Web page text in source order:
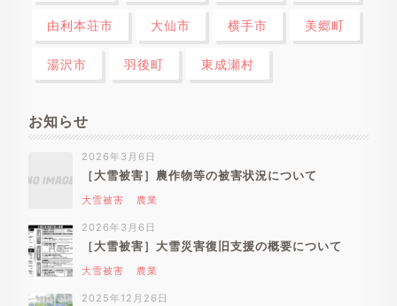
由利本荘市 大仙市 横手市 美郷町
湯沢市 羽後町 東成瀬村
お知らせ
2026年3月6日
［大雪被害］農作物等の被害状況について
大雪被害 農業
2026年3月6日
［大雪被害］大雪災害復旧支援の概要について
大雪被害 農業
2025年12月26日